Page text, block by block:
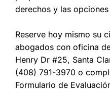
derechos y las
Reserve hoy mismo su
abogados con oficina
Henry Dr #25, Santa
(408) 791-3970 o
Formulario de